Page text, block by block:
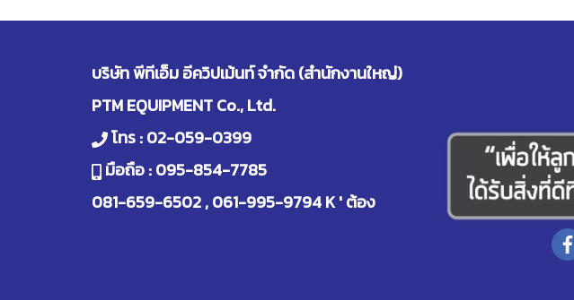
บริษัท พีทีเอ็ม อีควิปเม้นท์ จำกัด (สำนักงานใหญ่)
PTM EQUIPMENT Co., Ltd.
โทร :02-059-0399
มือถือ :095-854-7785
081-659-6502,061-995-9794K ' ต้อง